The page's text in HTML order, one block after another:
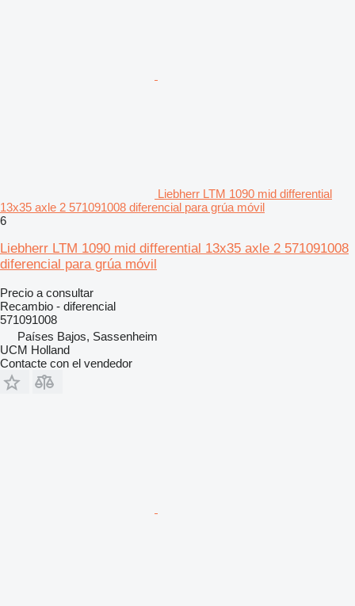
Liebherr LTM 1090 mid differential
13x35 axle 2 571091008 diferencial para grúa móvil
6
Liebherr LTM 1090 mid differential 13x35 axle 2 571091008
diferencial para grúa móvil
Precio a consultar
Recambio - diferencial
571091008
Países Bajos, Sassenheim
UCM Holland
Contacte con el vendedor